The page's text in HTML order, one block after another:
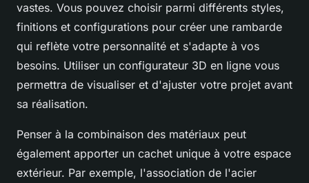
vastes. Vous pouvez choisir parmi différents styles,
finitions et configurations pour créer une rambarde
qui reflète votre personnalité et s'adapte à vos
besoins. Utiliser un configurateur 3D en ligne vous
permettra de visualiser et d'ajuster votre projet avant
sa réalisation.
Penser à la combinaison des matériaux peut
également apporter un cachet unique à votre espace
extérieur. Par exemple, l'association de l'acier